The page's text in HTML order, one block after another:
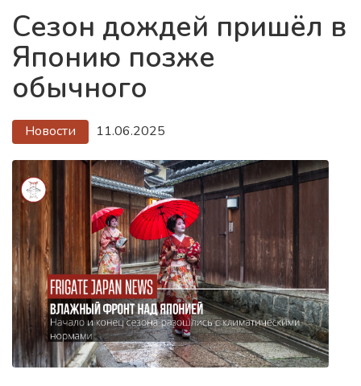
Сезон дождей пришёл в
Японию позже
обычного
Новости 11.06.2025